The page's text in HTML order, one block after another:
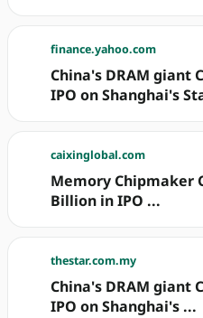
finance.yahoo.com
China's DRAM giant
IPO on Shanghai's
caixinglobal.com
Memory Chipmaker
Billion in IPO ...
thestar.com.my
China's DRAM giant
IPO on Shanghai's ...